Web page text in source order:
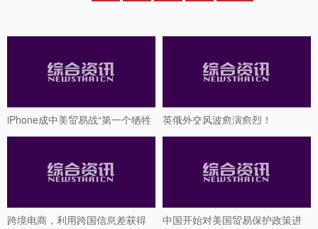
iPhone成中美贸易战“第一个牺牲
品”？
英俄外交风波愈演愈烈！
跨境电商，利用跨国信息差获得
中国开始对美国贸易保护政策进